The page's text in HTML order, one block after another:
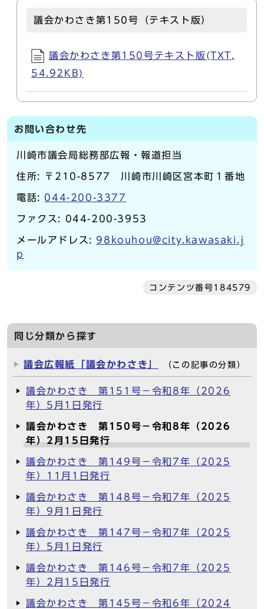
議会かわさき第150号（テキスト版）
議会かわさき第150号テキスト版(TXT,
54.92KB)
お問い合わせ先
川崎市議会局総務部広報・報道担当
住所: 〒210-8577 川崎市川崎区宮本町１番地
電話: 044-200-3377
ファクス: 044-200-3953
メールアドレス:98kouhou@city.kawasaki.j
p
コンテンツ番号184579
同じ分類から探す
議会広報紙「議会かわさき」 （この記事の分類）
議会かわさき 第151号－令和8年（2026
年）5月1日発行
議会かわさき 第150号－令和8年（2026
年）2月15日発行
議会かわさき 第149号－令和7年（2025
年）11月1日発行
議会かわさき 第148号－令和7年（2025
年）9月1日発行
議会かわさき 第147号－令和7年（2025
年）5月1日発行
議会かわさき 第146号－令和7年（2025
年）2月15日発行
議会かわさき 第145号－令和6年（2024